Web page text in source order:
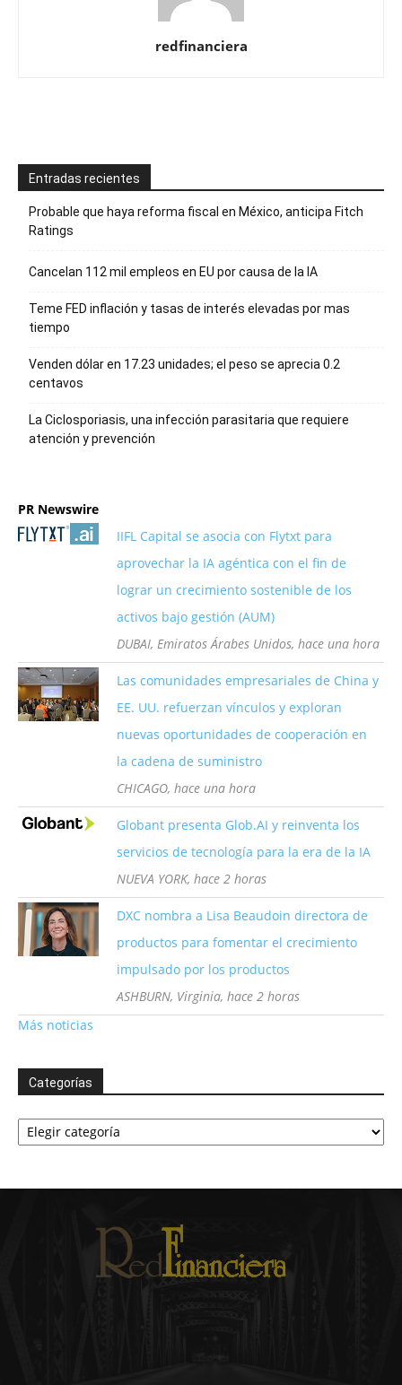
redfinanciera
Entradas recientes
Probable que haya reforma fiscal en México, anticipa Fitch
Ratings
Cancelan 112 mil empleos en EU por causa de la IA
Teme FED inflación y tasas de interés elevadas por mas
tiempo
Venden dólar en 17.23 unidades; el peso se aprecia 0.2
centavos
La Ciclosporiasis, una infección parasitaria que requiere
atención y prevención
PR Newswire
IIFL Capital se asocia con Flytxt para
aprovechar la IA agéntica con el fin de
lograr un crecimiento sostenible de los
activos bajo gestión (AUM)
DUBAI, Emiratos Árabes Unidos, hace una hora
Las comunidades empresariales de China y
EE. UU. refuerzan vínculos y exploran
nuevas oportunidades de cooperación en
la cadena de suministro
CHICAGO, hace una hora
Globant presenta Glob.AI y reinventa los
servicios de tecnología para la era de la IA
NUEVA YORK, hace 2 horas
DXC nombra a Lisa Beaudoin directora de
productos para fomentar el crecimiento
impulsado por los productos
ASHBURN, Virginia, hace 2 horas
Más noticias
Categorías
Categorías